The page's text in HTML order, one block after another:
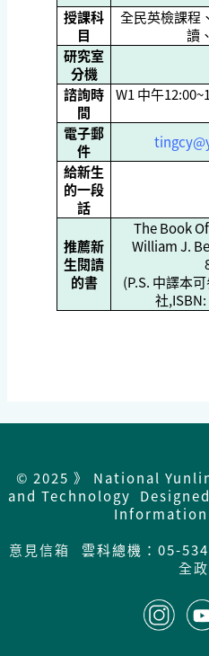
授課科
目
全民英檢課程
讀
研究室
分機
諮詢時
間
W1 中午
電子郵
件
給新生
的一段
話
推薦新
生閱讀
的書
The Book
William J.
(P.S. 中譯本
社
© 2025 》 National
and Technology
意見信箱
雲科總機：05-
全